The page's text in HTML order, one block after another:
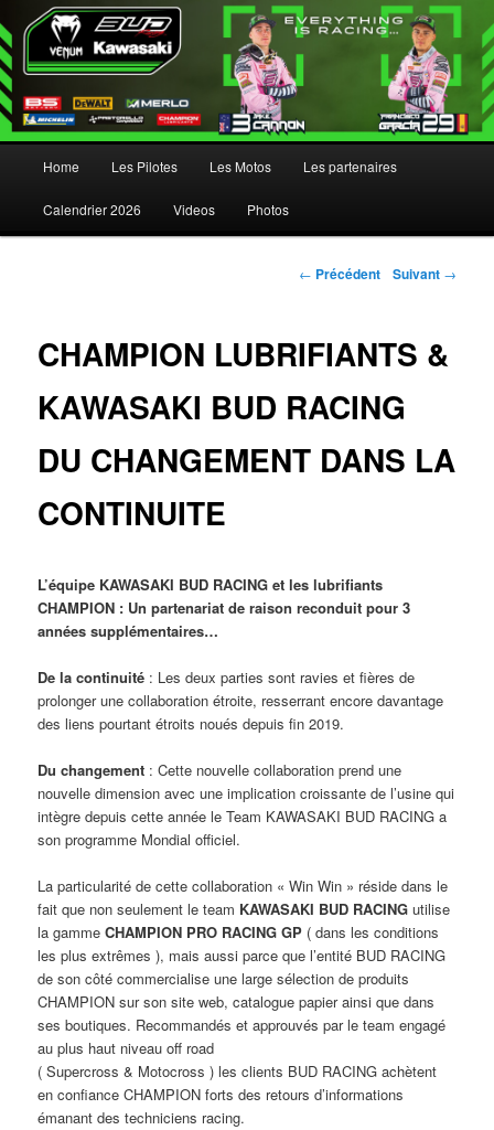
Aller au contenu principal
Aller au contenu secondaire
Home Les Pilotes Les Motos Les partenaires
Calendrier 2026 Videos Photos
Navigation des articles
← Précédent Suivant →
CHAMPION LUBRIFIANTS &
KAWASAKI BUD RACING
DU CHANGEMENT DANS LA
CONTINUITE
L’équipe KAWASAKI BUD RACING et les lubrifiants
CHAMPION : Un partenariat de raison reconduit pour 3
années supplémentaires…
De la continuité : Les deux parties sont ravies et fières de
prolonger une collaboration étroite, resserrant encore davantage
des liens pourtant étroits noués depuis fin 2019.
Du changement : Cette nouvelle collaboration prend une
nouvelle dimension avec une implication croissante de l’usine qui
intègre depuis cette année le Team KAWASAKI BUD RACING a
son programme Mondial officiel.
La particularité de cette collaboration « Win Win » réside dans le
fait que non seulement le team KAWASAKI BUD RACING utilise
la gammeCHAMPION PRO RACING GP ( dans les conditions
les plus extrêmes ), mais aussi parce que l’entité BUD RACING
de son côté commercialise une large sélection de produits
CHAMPION sur son site web, catalogue papier ainsi que dans
ses boutiques. Recommandés et approuvés par le team engagé
au plus haut niveau off road
( Supercross & Motocross ) les clients BUD RACING achètent
en confiance CHAMPION forts des retours d’informations
émanant des techniciens racing.